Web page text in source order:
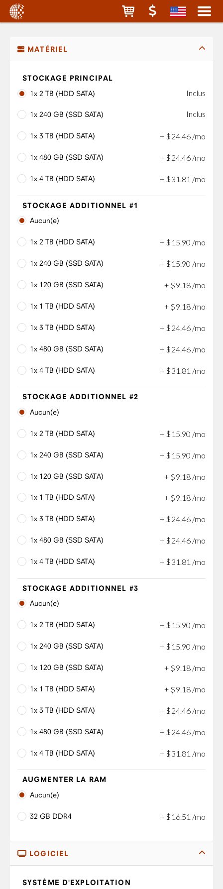
MATÉRIEL
STOCKAGE PRINCIPAL
1x 2 TB (HDD SATA)
Inclus
1x 240 GB (SSD SATA) Inclus
1x 3 TB (HDD SATA) + $24.46 /mo
1x 480 GB (SSD SATA) + $24.46 /mo
1x 4 TB (HDD SATA) + $31 .81 /mo
STOCKAGE ADDITIONNEL #1
Aucun(e)
1x 2 TB (HDD SATA) + $ 15.90 /mo
1x 240 GB (SSD SATA) + $ 15.90 /mo
1x 120 GB (SSD SATA) + $9.18 /mo
1x 1 TB (HDD SATA) + $9.18 /mo
1x 3 TB (HDD SATA) + $2446 /mo
1x 480 GB (SSD SATA) + $2446 /mo
1x 4 TB (HDD SATA) + $31 81 /mo
STOCKAGE ADDITIONNEL #2
Aucun(e)
1x 2 TB (HDD SATA) + $ 15 90 /mo
1x 240 GB (SSD SATA) + $ 15 90 /mo
1x 120 GB (SSD SATA) + $9 18 /mo
1x 1 TB (HDD SATA) + $9.18 /mo
1x 3 TB (HDD SATA) + $24.46 /mo
1x 480 GB (SSD SATA) + $24.46 /mo
1x 4 TB (HDD SATA) + $31 .81 /mo
STOCKAGE ADDITIONNEL #3
Aucun(e)
1x 2 TB (HDD SATA) + $ 15.90 /mo
1x 240 GB (SSD SATA) + $ 15.90 /mo
1x 120 GB (SSD SATA) + $9.18 /mo
1x 1 TB (HDD SATA) + $9.18 /mo
1x 3 TB (HDD SATA) + $2446 /mo
1x 480 GB (SSD SATA) + $2446 /mo
1x 4 TB (HDD SATA) + $31 81 /mo
AUGMENTER LA RAM
Aucun(e)
32 GB DDR4 + $ 16 51 /mo
LOGICIEL
SYSTÈME D'EXPLOITATION